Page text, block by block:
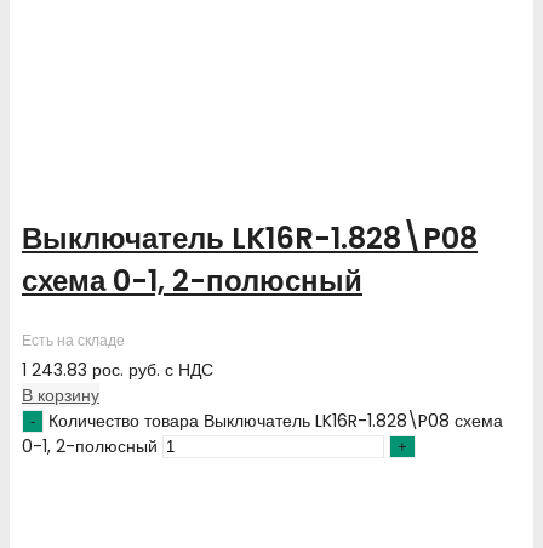
Выключатель LK16R-1.828\P08
схема 0-1, 2-полюсный
Есть на складе
1 243.83 рос. руб. с НДС
В корзину
Количество товара Выключатель LK16R-1.828\P08 схема
0-1, 2-полюсный